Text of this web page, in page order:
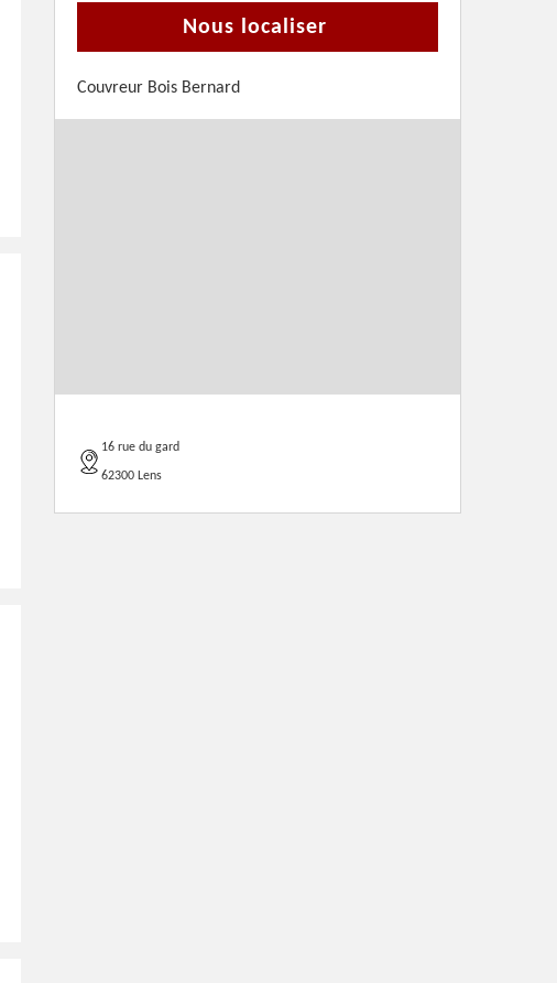
Nous localiser
Couvreur Bois Bernard
16 rue du gard
62300 Lens